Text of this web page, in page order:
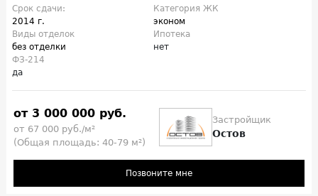
Срок сдачи:
2014 г.
Категория ЖК
эконом
Виды отделок
без отделки
Ипотека
нет
ФЗ-214
да
от 3 000 000 руб.
от 67 000 руб./м²
(Общая площадь: 40-79 м²)
Застройщик
Остов
Позвоните мне